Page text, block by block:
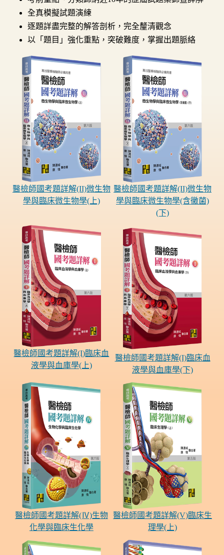
全真模擬試題演練
逐題詳盡完整的解答剖析，完全釐清觀念
以「題目」強化重點，突破難度，掌握出題脈絡
醫檢師國考題詳解(II)微生物
學與臨床微生物學(上)
醫檢師國考題詳解(II)微生物
學與臨床微生物學(含黴菌)
(下)
醫檢師國考題詳解(I)臨床血
液學與血庫學(上)
醫檢師國考題詳解(I)臨床血
液學與血庫學(下)
醫檢師國考題詳解(Ⅳ)生物
化學與臨床生化學
醫檢師國考題詳解(V)臨床生
理學(上)